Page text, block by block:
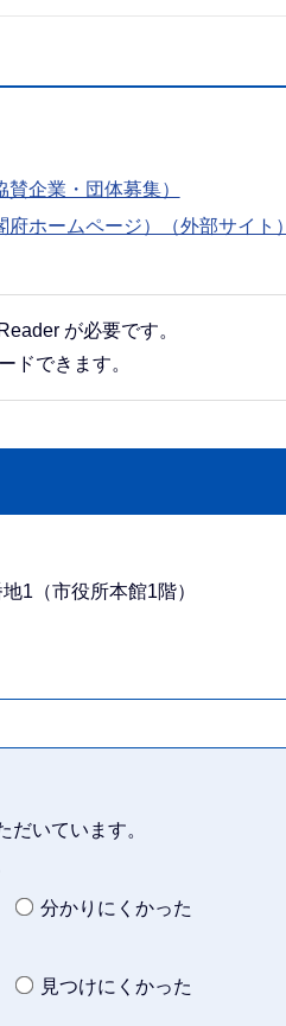
企業・団体募集）
ホームページ）（外部サイト）
が必要です。
ドできます。
1（市役所本館1階）
いています。
分かりにくかった
見つけにくかった